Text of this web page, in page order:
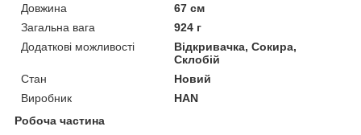
Довжина
67 см
Загальна вага
924 г
Додаткові можливості
Відкривачка, Сокира,
Склобій
Стан
Новий
Виробник
HAN
Робоча частина